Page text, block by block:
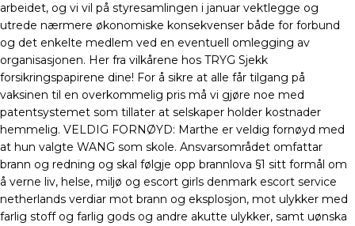
arbeidet, og vi vil på styresamlingen i januar vektlegge og
utrede nærmere økonomiske konsekvenser både for forbund
og det enkelte medlem ved en eventuell omlegging av
organisasjonen. Her fra vilkårene hos TRYG Sjekk
forsikringspapirene dine! For å sikre at alle får tilgang på
vaksinen til en overkommelig pris må vi gjøre noe med
patentsystemet som tillater at selskaper holder kostnader
hemmelig. VELDIG FORNØYD: Marthe er veldig fornøyd med
at hun valgte WANG som skole. Ansvarsområdet omfattar
brann og redning og skal følgje opp brannlova §1 sitt formål om
å verne liv, helse, miljø og escort girls denmark escort service
netherlands verdiar mot brann og eksplosjon, mot ulykker med
farlig stoff og farlig gods og andre akutte ulykker, samt uønska